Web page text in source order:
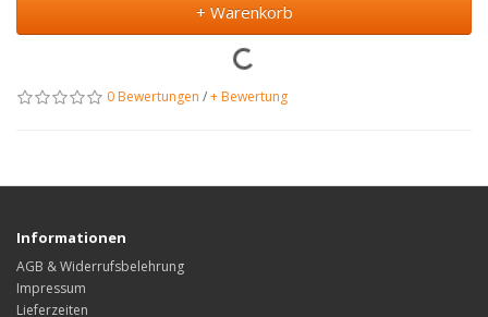
+ Warenkorb
0 Bewertungen /+ Bewertung
Informationen
AGB & Widerrufsbelehrung
Impressum
Lieferzeiten